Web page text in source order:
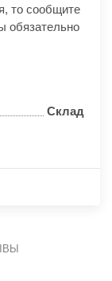
то сообщите
обязательно
Склад